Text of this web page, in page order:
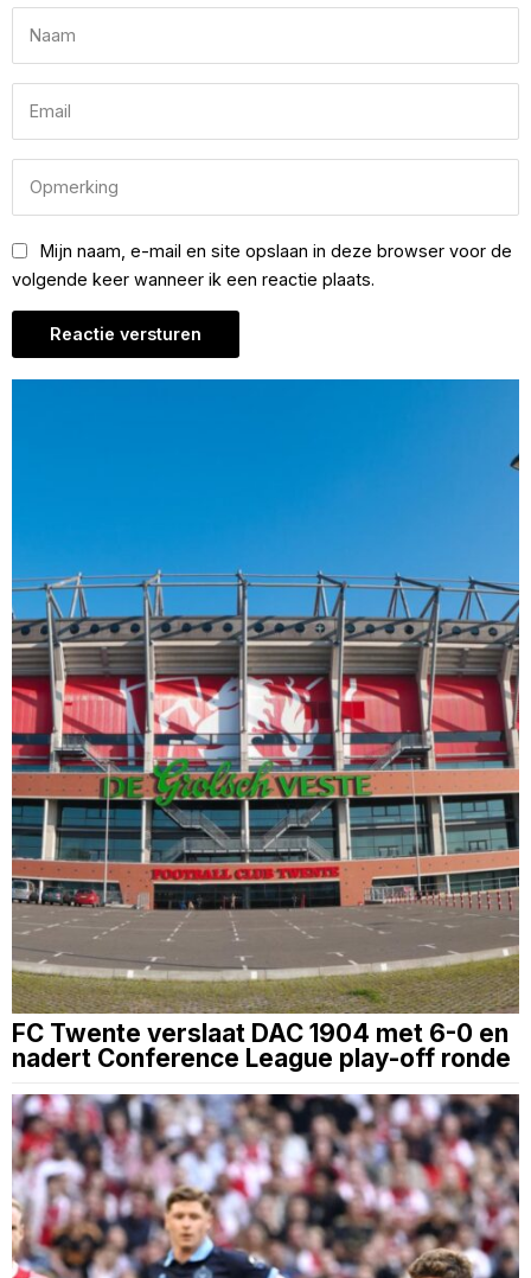
Mijn naam, e-mail en site opslaan in deze browser voor de
volgende keer wanneer ik een reactie plaats.
FC Twente verslaat DAC 1904 met 6-0 en
nadert Conference League play-off ronde